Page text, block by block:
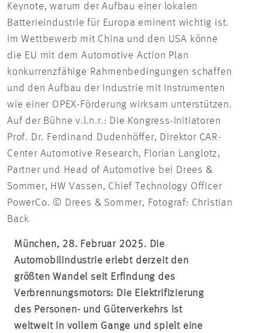
Keynote, warum der Aufbau einer lokalen
Batterieindustrie für Europa eminent wichtig ist.
Im Wettbewerb mit China und den USA könne
die EU mit dem Automotive Action Plan
konkurrenzfähige Rahmenbedingungen schaffen
und den Aufbau der Industrie mit Instrumenten
wie einer OPEX-Förderung wirksam unterstützen.
Auf der Bühne v.l.n.r.: Die Kongress-Initiatoren
Prof. Dr. Ferdinand Dudenhöffer, Direktor CAR-
Center Automotive Research, Florian Langlotz,
Partner und Head of Automotive bei Drees &
Sommer, HW Vassen, Chief Technology Officer
PowerCo. © Drees & Sommer, Fotograf: Christian
Back
München, 28. Februar 2025. Die
Automobilindustrie erlebt derzeit den
größten Wandel seit Erfindung des
Verbrennungsmotors: Die Elektrifizierung
des Personen- und Güterverkehrs ist
weltweit in vollem Gange und spielt eine